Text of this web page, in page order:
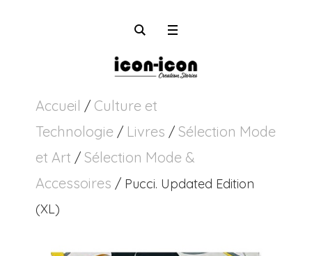
Accueil / Culture et
Technologie / Livres /Sélection Mode
et Art /Sélection Mode &
Accessoires / Pucci. Updated Edition
(XL)